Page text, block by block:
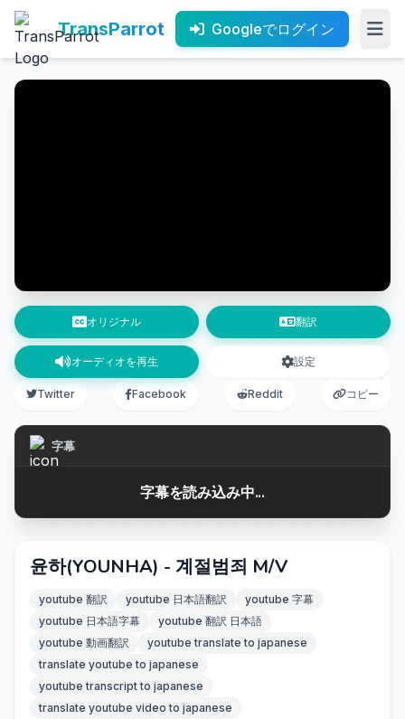
TransParrot Googleでログイン
オリジナル 翻訳
オーディオを再生 設定
Twitter Facebook Reddit コピー
字幕
字幕を読み込み中...
윤하(YOUNHA) - 계절범죄 M/V
youtube 翻訳 youtube 日本語翻訳
youtube 字幕
youtube 日本語字幕
youtube 翻訳 日本語
youtube 動画翻訳
youtube translate to japanese
translate youtube to japanese
youtube transcript to japanese
translate youtube video to japanese